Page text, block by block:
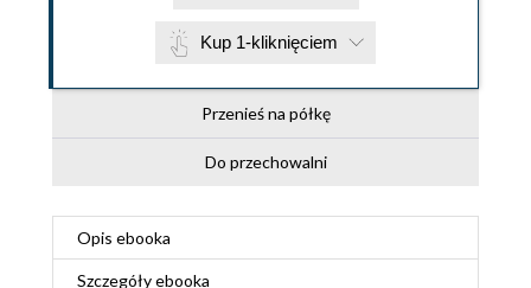
Kup 1-kliknięciem
Przenieś na półkę
Do przechowalni
Opis ebooka
Szczegółyebooka